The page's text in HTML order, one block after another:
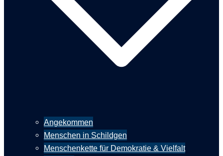
Angekommen
Menschen in Schildgen
Menschenkette für Demokratie & Vielfalt